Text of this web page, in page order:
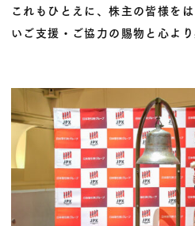
これもひとえに、株主の皆様を
いご支援・ご協力の賜物と心より